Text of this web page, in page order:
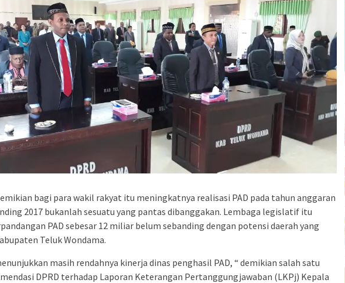
bagi para wakil rakyat itu meningkatnya realisasi PAD pada tahun anggaran
2017 bukanlah sesuatu yang pantas dibanggakan. Lembaga legislatif itu
PAD sebesar 12 miliar belum sebanding dengan potensi daerah yang
Teluk Wondama.
masih rendahnya kinerja dinas penghasil PAD, “ demikian salah satu
DPRD terhadap Laporan Keterangan Pertanggungjawaban (LKPj) Kepala